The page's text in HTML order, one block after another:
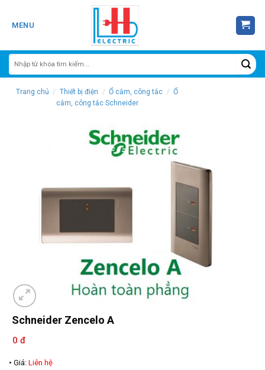
MENU
Trang chủ / Thiết bị điện / Ổ cắm, công tắc / Ổ
cắm, công tắc Schneider
Schneider Zencelo A
0 đ
• Giá: Liên hệ